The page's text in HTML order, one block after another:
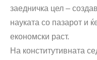
заедничка цел –
науката со пазарот и
економски раст.
На конститутивната